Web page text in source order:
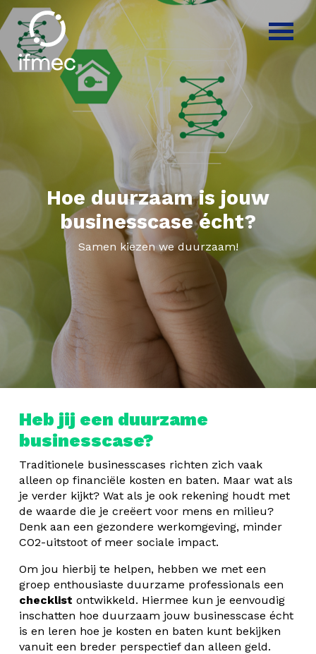
Hoe duurzaam is jouw
businesscase écht?
Samen kiezen we duurzaam!
Heb jij een duurzame
businesscase?
Traditionele businesscases richten zich vaak
alleen op financiële kosten en baten. Maar wat als
je verder kijkt? Wat als je ook rekening houdt met
de waarde die je creëert voor mens en milieu?
Denk aan een gezondere werkomgeving, minder
CO2-uitstoot of meer sociale impact.
Om jou hierbij te helpen, hebben we met een
groep enthousiaste duurzame professionals een
checklist ontwikkeld. Hiermee kun je eenvoudig
inschatten hoe duurzaam jouw businesscase écht
is en leren hoe je kosten en baten kunt bekijken
vanuit een breder perspectief dan alleen geld.